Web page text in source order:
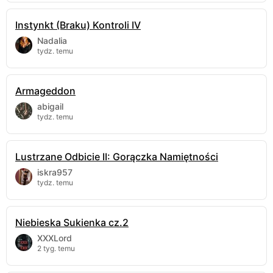
a mój penis wręcz wyrywał się ze spodni.
cdn.
Następne części
4 841 Wyślij
kategoriierotyka,użył 820 słów i 4418 znaków,
zaktualizował 1 maj 2022.
1 KOMENTARZ
Instynkt (Braku) Kontroli IV
Nadalia
tydz. temu
Armageddon
abigail
tydz. temu
Lustrzane Odbicie II: Gorączka Namiętności
iskra957
tydz. temu
Niebieska Sukienka cz.2
XXXLord
2 tyg. temu